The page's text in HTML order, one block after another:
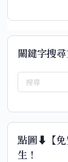
關鍵字搜
點圖⬇️【免
生！